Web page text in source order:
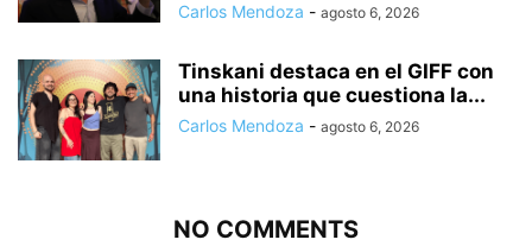
Carlos Mendoza - agosto 6, 2026
Tinskani destaca en el GIFF con
una historia que cuestiona la...
Carlos Mendoza - agosto 6, 2026
NO COMMENTS